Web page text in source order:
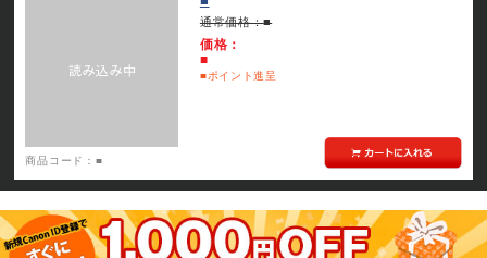
商品コード： ■
通常価格：■
価格：
■
■ポイント進呈